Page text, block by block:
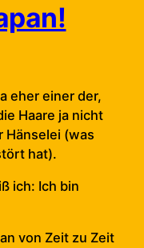
eher einer der,
Haare ja nicht
Hänselei (was
hat).
ich: Ich bin
von Zeit zu Zeit